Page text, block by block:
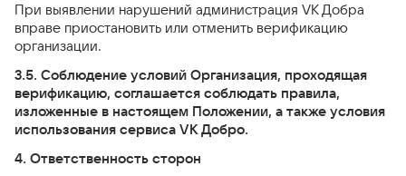
При выявлении нарушений администрация VK Добра
вправе приостановить или отменить верификацию
организации.
3.5. Соблюдение условий Организация, проходящая
верификацию, соглашается соблюдать правила,
изложенные в настоящем Положении, а также условия
использования сервиса VK Добро.
4. Ответственность сторон